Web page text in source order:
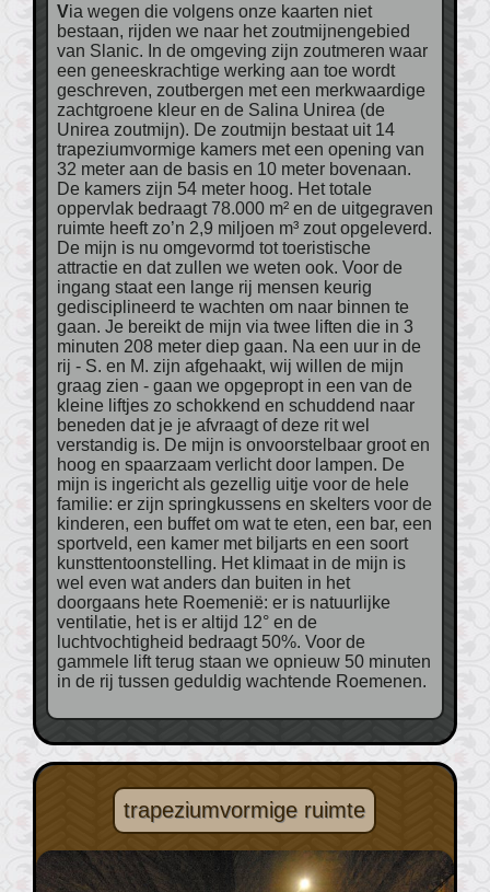
Via wegen die volgens onze kaarten niet
bestaan, rijden we naar het zoutmijnengebied
van Slanic. In de omgeving zijn zoutmeren waar
een geneeskrachtige werking aan toe wordt
geschreven, zoutbergen met een merkwaardige
zachtgroene kleur en de Salina Unirea (de
Unirea zoutmijn). De zoutmijn bestaat uit 14
trapeziumvormige kamers met een opening van
32 meter aan de basis en 10 meter bovenaan.
De kamers zijn 54 meter hoog. Het totale
oppervlak bedraagt 78.000 m² en de uitgegraven
ruimte heeft zo’n 2,9 miljoen m³ zout opgeleverd.
De mijn is nu omgevormd tot toeristische
attractie en dat zullen we weten ook. Voor de
ingang staat een lange rij mensen keurig
gedisciplineerd te wachten om naar binnen te
gaan. Je bereikt de mijn via twee liften die in 3
minuten 208 meter diep gaan. Na een uur in de
rij - S. en M. zijn afgehaakt, wij willen de mijn
graag zien - gaan we opgepropt in een van de
kleine liftjes zo schokkend en schuddend naar
beneden dat je je afvraagt of deze rit wel
verstandig is. De mijn is onvoorstelbaar groot en
hoog en spaarzaam verlicht door lampen. De
mijn is ingericht als gezellig uitje voor de hele
familie: er zijn springkussens en skelters voor de
kinderen, een buffet om wat te eten, een bar, een
sportveld, een kamer met biljarts en een soort
kunsttentoonstelling. Het klimaat in de mijn is
wel even wat anders dan buiten in het
doorgaans hete Roemenië: er is natuurlijke
ventilatie, het is er altijd 12° en de
luchtvochtigheid bedraagt 50%. Voor de
gammele lift terug staan we opnieuw 50 minuten
in de rij tussen geduldig wachtende Roemenen.
trapeziumvormige ruimte